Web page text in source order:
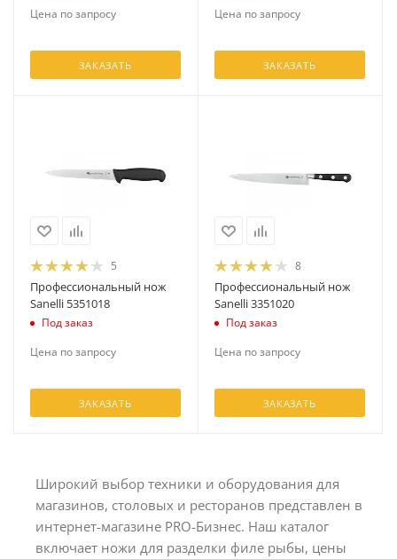
Цена по запросу
ЗАКАЗАТЬ
Цена по запросу
ЗАКАЗАТЬ
5
Профессиональный нож
Sanelli 5351018
Под заказ
Цена по запросу
ЗАКАЗАТЬ
8
Профессиональный нож
Sanelli 3351020
Под заказ
Цена по запросу
ЗАКАЗАТЬ
Широкий выбор техники и оборудования для
магазинов, столовых и ресторанов представлен в
интернет-магазине PRO-Бизнес. Наш каталог
включает ножи для разделки филе рыбы, цены